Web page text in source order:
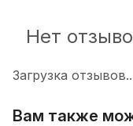
Загрузка
Нет
Вам также